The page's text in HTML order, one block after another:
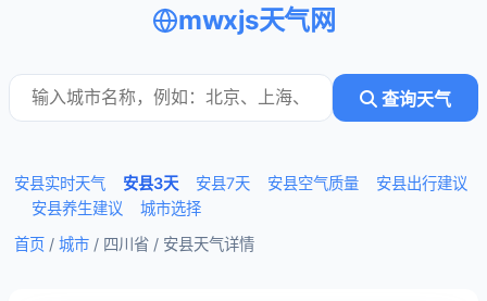
mwxjs天气网
查询天气
安县实时天气 安县3天 安县7天 安县空气质量
安县出行建议
安县养生建议
城市选择
首页 / 城市 / 四川省 / 安县天气详情